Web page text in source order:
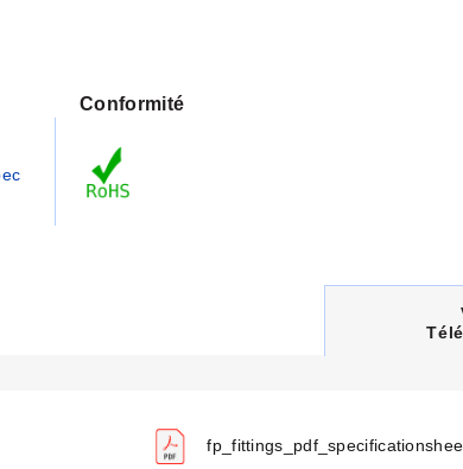
Conformité